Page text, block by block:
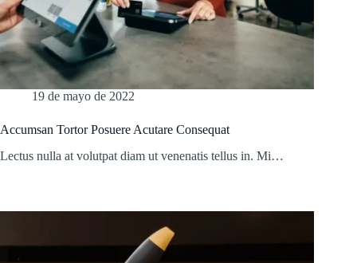
19 de mayo de 2022
Accumsan Tortor Posuere Acutare Consequat
Lectus nulla at volutpat diam ut venenatis tellus in. Mi…